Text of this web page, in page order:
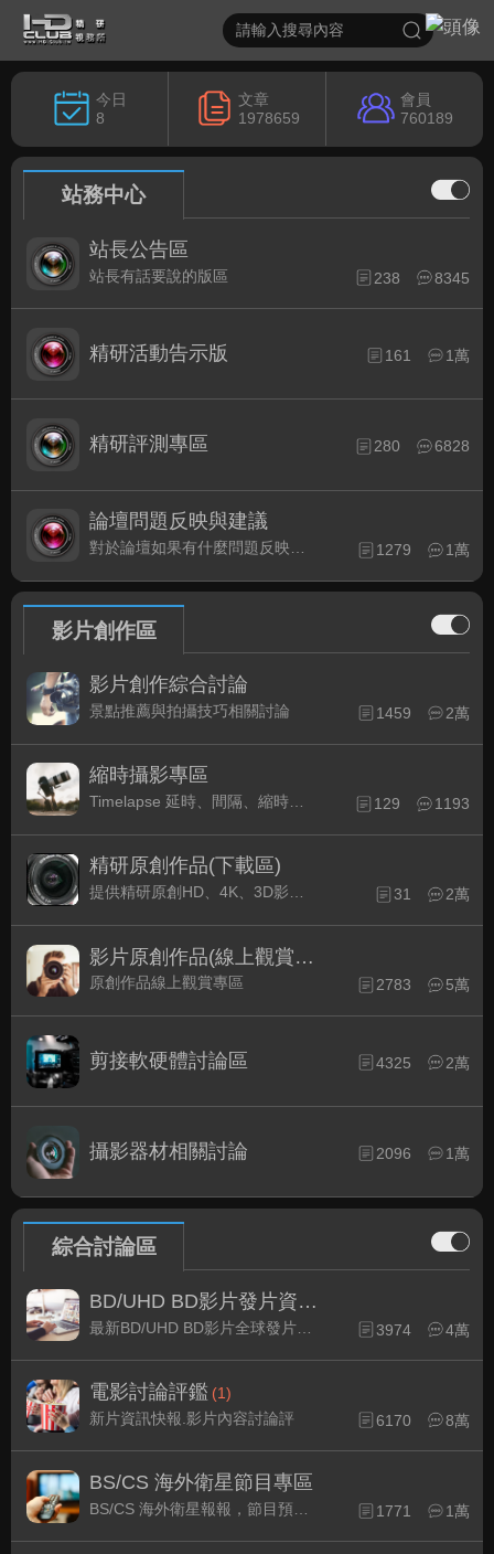
今日
8
文章
1978659
會員
760189
站務中心
站長公告區
站長有話要說的版區 238 8345
精研活動告示版 161 1萬
精研評測專區 280 6828
論壇問題反映與建議
對於論壇如果有什麼問題反映或是建議, 竭誠歡迎在這裡盡情發表 1279 1萬
影片創作區
影片創作綜合討論
景點推薦與拍攝技巧相關討論 1459 2萬
縮時攝影專區
129 1193
精研原創作品(下載區)
提供精研原創HD、4K、3D影片作品下載專區 31 2萬
影片原創作品(線上觀賞區)
原創作品線上觀賞專區 2783 5萬
剪接軟硬體討論區 4325 2萬
攝影器材相關討論 2096 1萬
綜合討論區
BD/UHD BD影片發片資訊
3974 4萬
電影討論評鑑 (1)
新片資訊快報.影片內容討論評
6170 8萬
BS/CS 海外衛星節目專區
1771 1萬